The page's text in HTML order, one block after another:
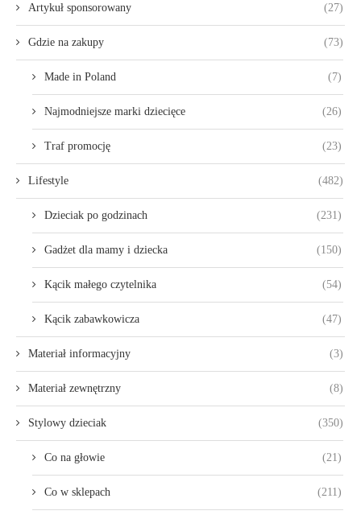
Artykuł sponsorowany (27)
Gdzie na zakupy (73)
Made in Poland (7)
Najmodniejsze marki dziecięce (26)
Traf promocję (23)
Lifestyle (482)
Dzieciak po godzinach (231)
Gadżet dla mamy i dziecka (150)
Kącik małego czytelnika (54)
Kącik zabawkowicza (47)
Materiał informacyjny (3)
Materiał zewnętrzny (8)
Stylowy dzieciak (350)
Co na głowie (21)
Co w sklepach (211)